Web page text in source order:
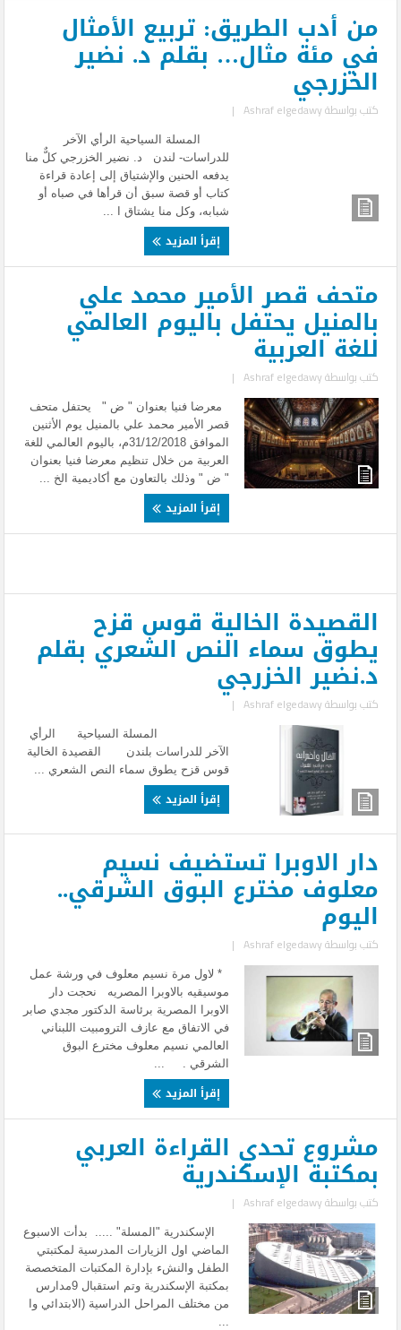
من أدب الطريق: تربيع الأمثال
في مئة مثال… بقلم د. نضير
الخزرجي
كتب بواسطةAshraf elgedawy
|
المسلة السياحية الرأي الآخر
للدراسات- لندن د. نضير الخزرجي كلٌّ منا
يدفعه الحنين والإشتياق إلى إعادة قراءة
كتاب أو قصة سبق أن قرأها في صباه أو
شبابه، وكل منا يشتاق ا ...
إقرأ المزيد
متحف قصر الأمير محمد علي
بالمنيل يحتفل باليوم العالمي
للغة العربية
كتب بواسطةAshraf elgedawy
|
معرضا فنيا بعنوان " ض " يحتفل متحف
قصر الأمير محمد علي بالمنيل يوم الأثنين
الموافق 31/12/2018م، باليوم العالمي للغة
العربية من خلال تنظيم معرضا فنيا بعنوان
" ض " وذلك بالتعاون مع أكاديمية الخ ...
إقرأ المزيد
القصيدة الخالية قوس قزح
يطوق سماء النص الشعري بقلم
د.نضير الخزرجي
كتب بواسطةAshraf elgedawy
|
المسلة السياحية الرأي
الآخر للدراسات بلندن القصيدة الخالية
قوس قزح يطوق سماء النص الشعري ...
إقرأ المزيد
دار الاوبرا تستضيف نسيم
معلوف مخترع البوق الشرقي..
اليوم
كتب بواسطةAshraf elgedawy
|
* لاول مرة نسيم معلوف في ورشة عمل
موسيقيه بالاوبرا المصريه نحجت دار
الاوبرا المصرية برئاسة الدكتور مجدي صابر
في الاتفاق مع عازف الترومبيت اللبناني
العالمي نسيم معلوف مخترع البوق
الشرقي . ...
إقرأ المزيد
مشروع تحدي القراءة العربي
بمكتبة الإسكندرية
كتب بواسطةAshraf elgedawy
|
الإسكندرية "المسلة" ..... بدأت الاسبوع
الماضي اول الزيارات المدرسية لمكتبتي
الطفل والنشء بإدارة المكتبات المتخصصة
بمكتبة الإسكندرية وتم استقبال 9مدارس
من مختلف المراحل الدراسية (الابتدائي وا